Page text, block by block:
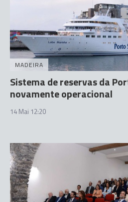
MADEIRA
Sistema de reservas da
novamente operacional
14 Mai 12:20